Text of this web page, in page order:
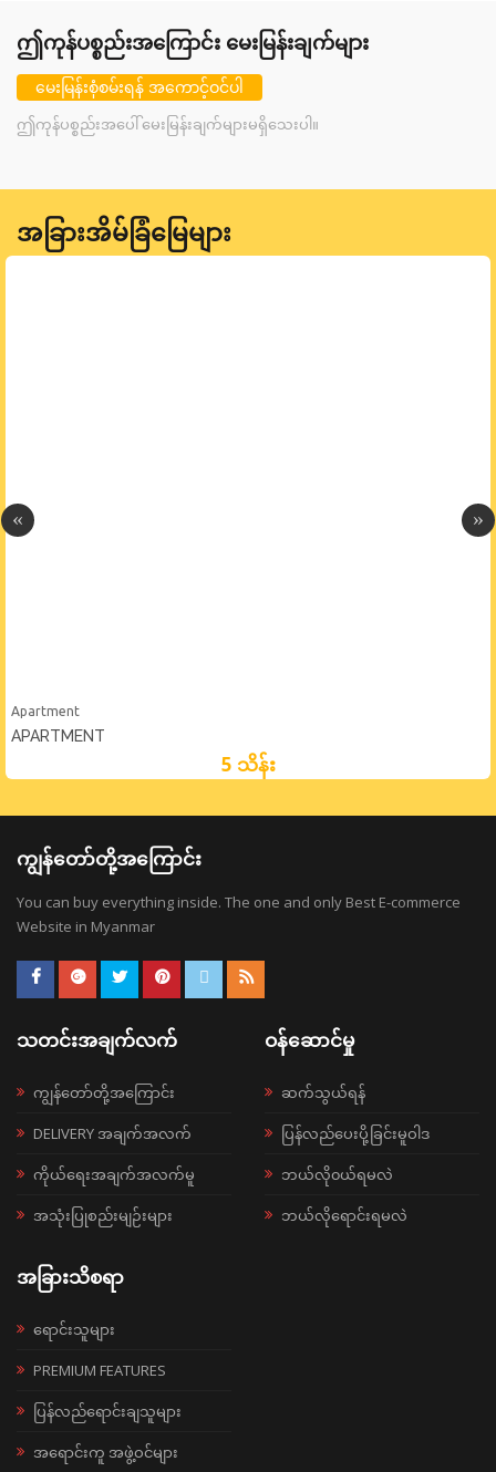
ဤကုန်ပစ္စည်းအကြောင်း မေးမြန်းချက်များ
မေးမြန်းစုံစမ်းရန် အကောင့်ဝင်ပါ
ဤကုန်ပစ္စည်းအပေါ် မေးမြန်းချက်များမရှိသေးပါ။
အခြားအိမ်ခြံမြေများ
Apartment
APARTMENT
5 သိန်း
ကျွန်တော်တို့အကြောင်း
You can buy everything inside. The one and only Best E-commerce
Website in Myanmar
သတင်းအချက်လက်
ကျွန်တော်တို့အကြောင်း
DELIVERY အချက်အလက်
ကိုယ်ရေးအချက်အလက်မူ
အသုံးပြုစည်းမျဉ်းများ
ဝန်ဆောင်မှု
ဆက်သွယ်ရန်
ပြန်လည်ပေးပို့ခြင်းမူဝါဒ
ဘယ်လို၀ယ်ရမလဲ
ဘယ်လိုရောင်းရမလဲ
အခြားသိစရာ
ရောင်းသူများ
PREMIUM FEATURES
ပြန်လည်ရောင်းချသူများ
အရောင်းကူ အဖွဲ့ဝင်များ